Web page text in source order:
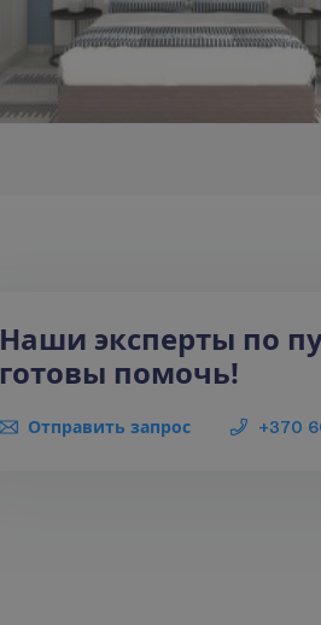
Наши эксперты по
готовы помочь!
Отправить запрос +370